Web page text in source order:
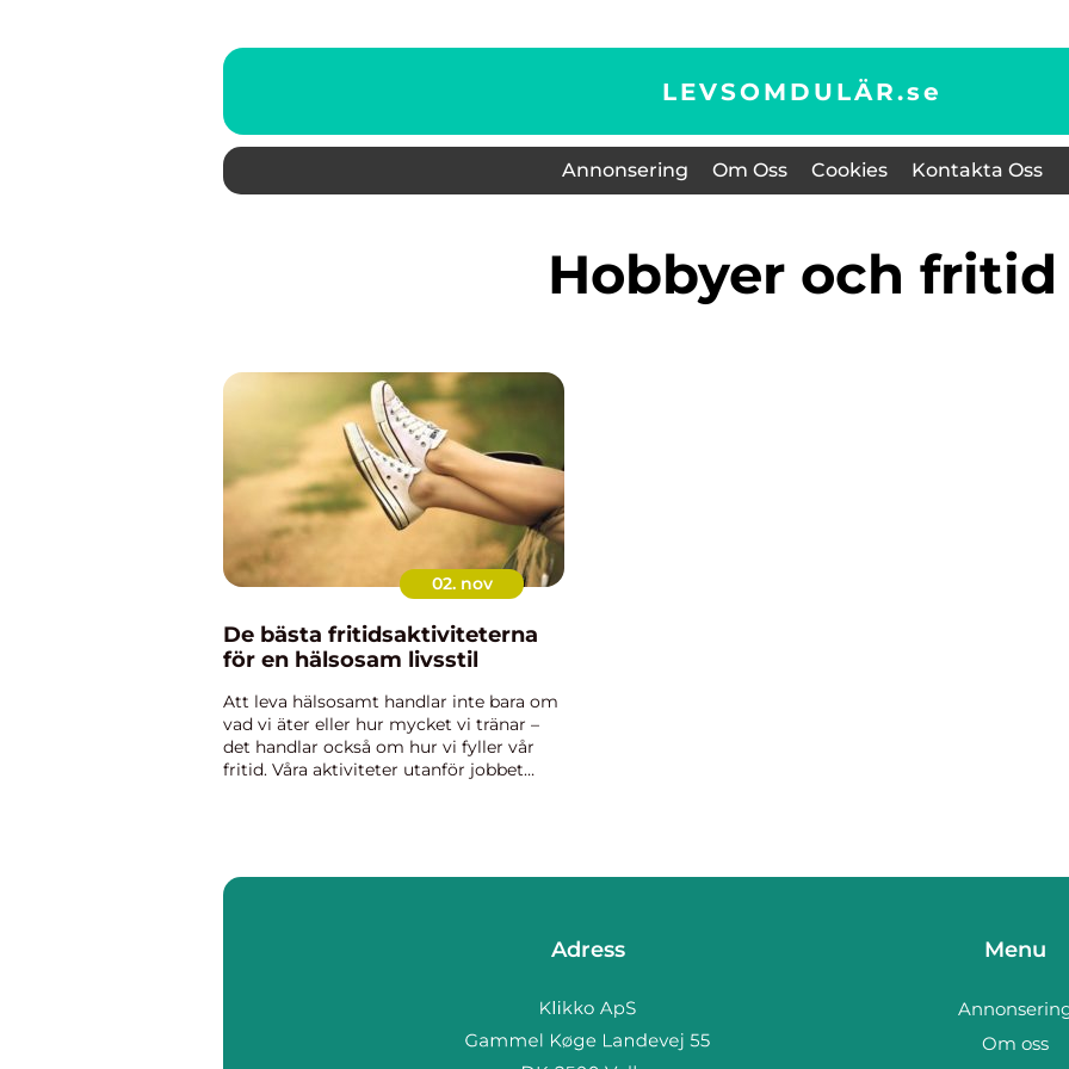
LEVSOMDULÄR.se
Annonsering Om Oss Cookies Kontakta Oss
Hobbyer och fritid
02. nov
De bästa fritidsaktiviteterna
för en hälsosam livsstil
Att leva hälsosamt handlar inte bara om
vad vi äter eller hur mycket vi tränar –
det handlar också om hur vi fyller vår
fritid. Våra aktiviteter utanför jobbet
Adress Menu
Om oss